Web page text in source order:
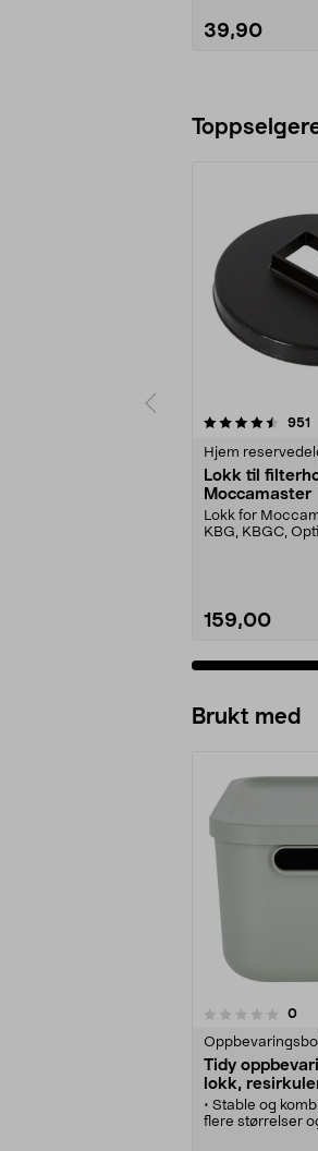
39,90
951
Hjem
Lokk til
Moccamaster
Lokk for
KBG, KBGC,
159,00
3.5 av
Brukt med
0
Tidy
lokk,
• Stable og
flere størrelser